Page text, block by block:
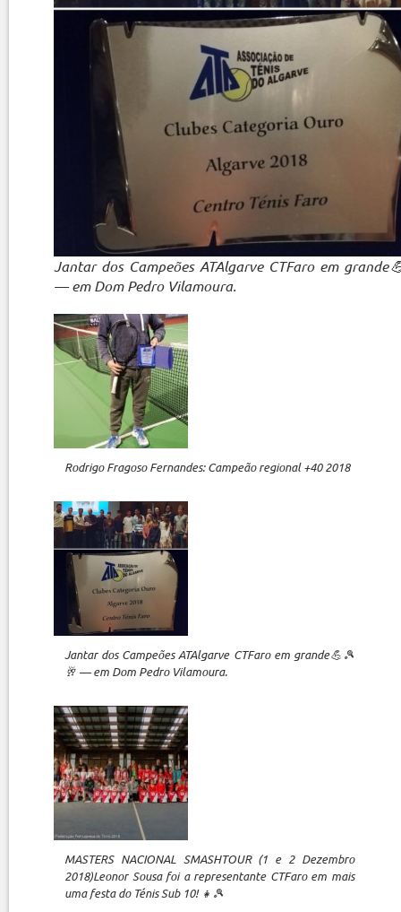
Jantar dos Campeões ATAlgarve CTFaro em
— em Dom Pedro Vilamoura.
Rodrigo Fragoso Fernandes: Campeão regional +40 2018
Jantar dos Campeões ATAlgarve CTFaro em grande💪🎾
🥂 — em Dom Pedro Vilamoura.
MASTERS NACIONAL SMASHTOUR (1 e 2 Dezembro
2018)Leonor Sousa foi a representante CTFaro em mais
uma festa do Ténis Sub 10! 👧🎾